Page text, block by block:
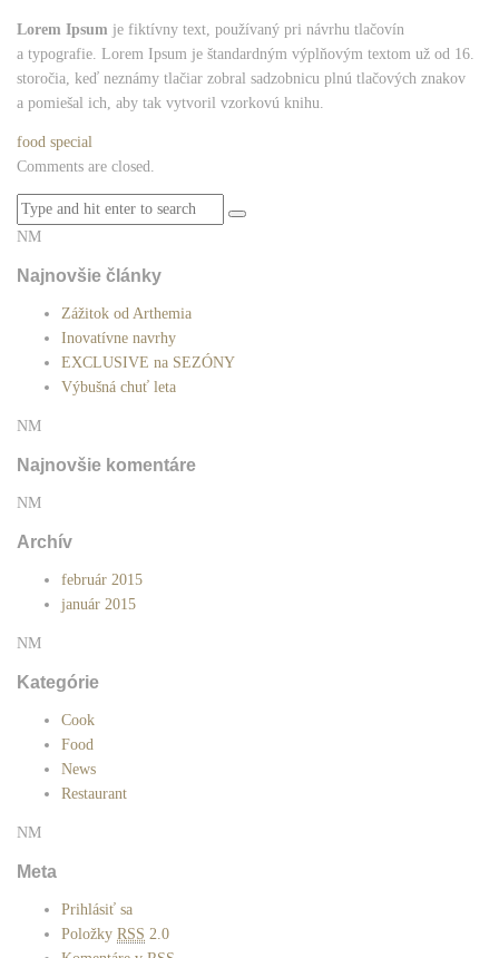
Lorem Ipsum je fiktívny text, používaný pri návrhu tlačovín
a typografie. Lorem Ipsum je štandardným výplňovým textom už od 16.
storočia, keď neznámy tlačiar zobral sadzobnicu plnú tlačových znakov
a pomiešal ich, aby tak vytvoril vzorkovú knihu.
food special
Comments are closed.
NM
Najnovšie články
Zážitok od Arthemia
Inovatívne navrhy
EXCLUSIVE na SEZÓNY
Výbušná chuť leta
NM
Najnovšie komentáre
NM
Archív
február 2015
január 2015
NM
Kategórie
Cook
Food
News
Restaurant
NM
Meta
Prihlásiť sa
Položky RSS 2.0